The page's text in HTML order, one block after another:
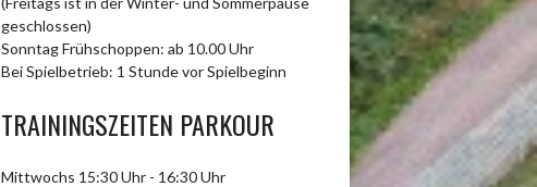
geschlossen)
Sonntag Frühschoppen: ab 10.00 Uhr
Bei Spielbetrieb: 1 Stunde vor Spielbeginn
TRAININGSZEITEN PARKOUR
Mittwochs 15:30 Uhr - 16:30 Uhr